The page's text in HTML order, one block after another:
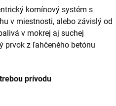
komínový systém s
v miestnosti, alebo závislý od
v mokrej aj suchej
prvok z ľahčeného betónu
prívodu